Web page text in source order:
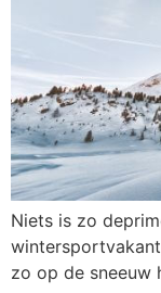
Niets is zo
zo op de sneeuw